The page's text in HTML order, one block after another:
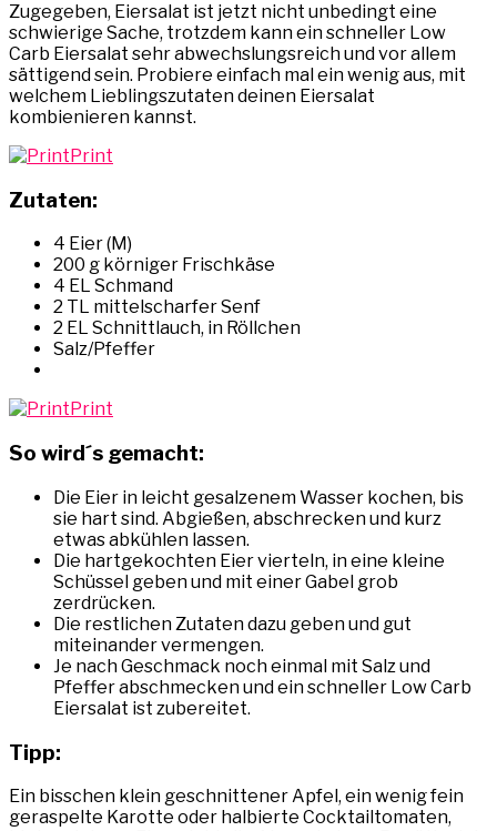
Zugegeben, Eiersalat ist jetzt nicht unbedingt eine
schwierige Sache, trotzdem kann ein schneller Low
Carb Eiersalat sehr abwechslungsreich und vor allem
sättigend sein. Probiere einfach mal ein wenig aus, mit
welchem Lieblingszutaten deinen Eiersalat
kombienieren kannst.
Print
Zutaten:
4 Eier (M)
200 g körniger Frischkäse
4 EL Schmand
2 TL mittelscharfer Senf
2 EL Schnittlauch, in Röllchen
Salz/Pfeffer
Print
So wird´s gemacht:
Die Eier in leicht gesalzenem Wasser kochen, bis
sie hart sind. Abgießen, abschrecken und kurz
etwas abkühlen lassen.
Die hartgekochten Eier vierteln, in eine kleine
Schüssel geben und mit einer Gabel grob
zerdrücken.
Die restlichen Zutaten dazu geben und gut
miteinander vermengen.
Je nach Geschmack noch einmal mit Salz und
Pfeffer abschmecken und ein schneller Low Carb
Eiersalat ist zubereitet.
Tipp:
Ein bisschen klein geschnittener Apfel, ein wenig fein
geraspelte Karotte oder halbierte Cocktailtomaten,